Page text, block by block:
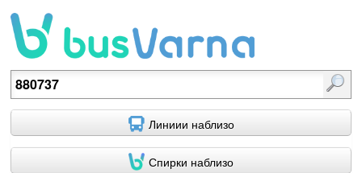
Потърсете спирка или линия.
Линиии наблизо
Спирки наблизо